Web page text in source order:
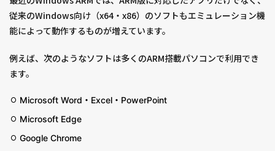
従来のWindows向け（x64・x86）のソフトもエミュレーション機
能によって動作するものが増えています。
例えば、次のようなソフトは多くのARM搭載パソコンで利用でき
ます。
Microsoft Word・Excel・PowerPoint
Microsoft Edge
Google Chrome